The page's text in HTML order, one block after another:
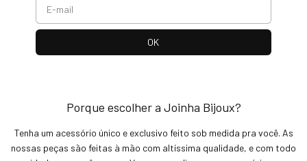
Porque escolher a Joinha Bijoux?
Tenha um acessório único e exclusivo feito sob medida pra você. As
nossas peças são feitas à mão com altíssima qualidade, e com todo